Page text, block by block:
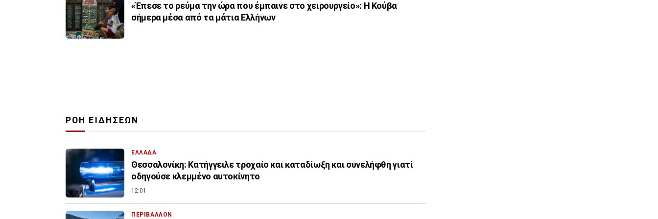
«Έπεσε το ρεύμα την ώρα που έμπαινε στο χειρουργείο»: Η Κούβα
σήμερα μέσα από τα μάτια Ελλήνων
ΡΟΗ ΕΙΔΗΣΕΩΝ
ΕΛΛΑΔΑ
Θεσσαλονίκη: Κατήγγειλε τροχαίο και καταδίωξη και συνελήφθη γιατί
οδηγούσε κλεμμένο αυτοκίνητο
12:01
ΠΕΡΙΒΑΛΛΟΝ